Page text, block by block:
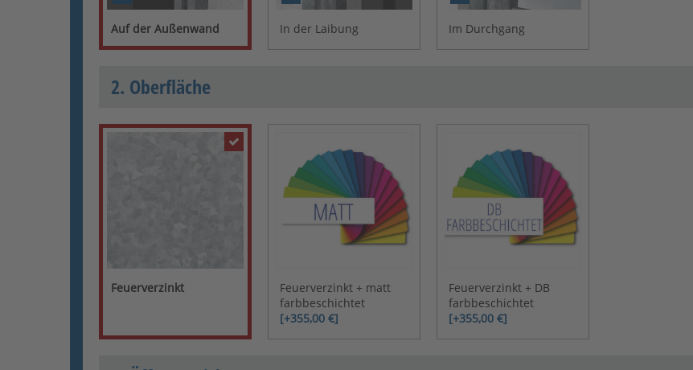
Auf der Außenwand In der Laibung Im Durchgang
2. Oberfläche
Feuerverzinkt
Feuerverzinkt + matt
farbbeschichtet
[+355,00 €]
Feuerverzinkt + DB
farbbeschichtet
[+355,00 €]